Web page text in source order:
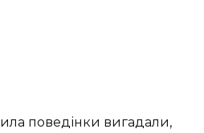
поведінки вигадали,